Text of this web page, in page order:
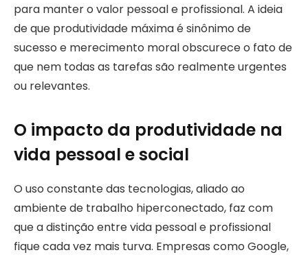
para manter o valor pessoal e profissional. A ideia
de que produtividade máxima é sinônimo de
sucesso e merecimento moral obscurece o fato de
que nem todas as tarefas são realmente urgentes
ou relevantes.
O impacto da produtividade na
vida pessoal e social
O uso constante das tecnologias, aliado ao
ambiente de trabalho hiperconectado, faz com
que a distinção entre vida pessoal e profissional
fique cada vez mais turva. Empresas como Google,